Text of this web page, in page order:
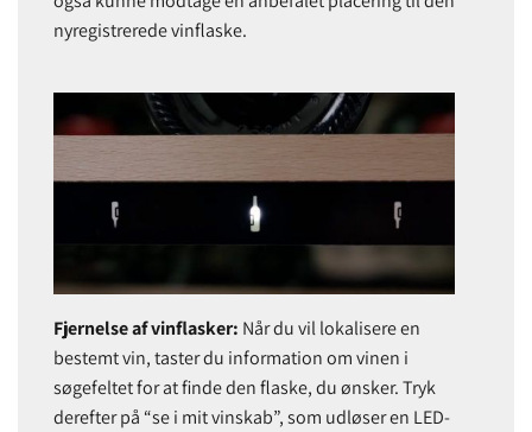
nyregistrerede vinflaske.
Fjernelse af vinflasker: Når du vil lokalisere en
bestemt vin, taster du information om vinen i
søgefeltet for at finde den flaske, du ønsker. Tryk
derefter på “se i mit vinskab”, som udløser en LED-